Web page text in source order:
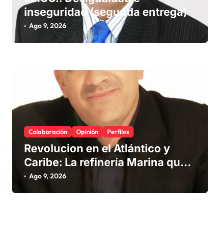
inseguridad (segunda entrega)
Ago 9, 2026
Colaboración Opinión Perfiles
Revolucion en el Atlántico y
Caribe: La refinería Marina que
promete salvar nuestras playas
del sargazo
Ago 9, 2026